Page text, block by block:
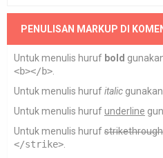
PENULISAN MARKUP DI
Untuk menulis huruf bold
<b></b>.
Untuk menulis hurufitalic gunakan
Untuk menulis hurufunderline
Untuk menulis huruf
</strike>.